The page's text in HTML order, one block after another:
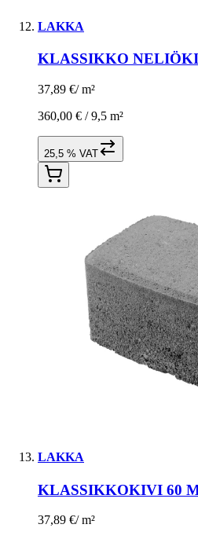
LAKKA
KLASSIKKO
37,89 €/ m²
360,00 € /9,5 m²
25,5 % VAT
LAKKA
KLASSIKKOKIVI 60
37,89 €/ m²